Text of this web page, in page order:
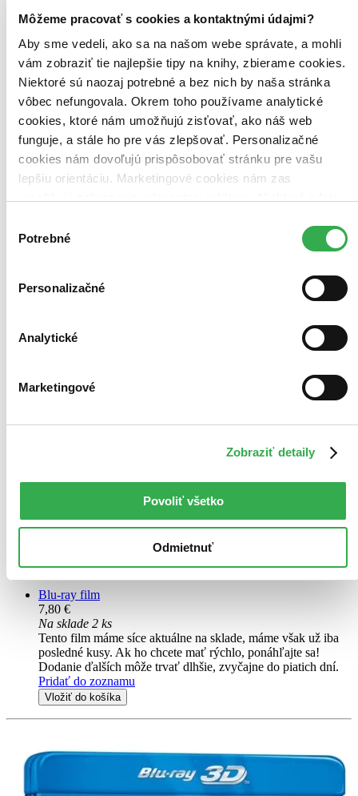
Môžeme pracovať s cookies a kontaktnými údajmi?
Aby sme vedeli, ako sa na našom webe správate, a mohli
vám zobraziť tie najlepšie tipy na knihy, zbierame cookies.
Niektoré sú naozaj potrebné a bez nich by naša stránka
vôbec nefungovala. Okrem toho používame analytické
cookies, ktoré nám umožňujú zisťovať, ako náš web
funguje, a stále ho pre vás zlepšovať. Personalizačné
cookies nám dovoľujú prispôsobovať stránku pre vašu
lepšiu orientáciu. Marketingové cookies nám zas
keby sme mohli používať všetky tieto cookies. Ďakujeme!
súhlasu
Potrebné
Personalizačné
Analytické
Marketingové
Zobraziť detaily
Povoliť všetko
Odmietnuť
CZ
Eric Michels
Špičková lékařka a inženýrka Dr. Ryan Stoneová (držitelka
přičemž společnost jí dělá zkušený astronaut Matt Kowalski (držitel
Oscara® George Clooney)...
Blu-ray film
7,80 €
Na sklade 2 ks
Tento film máme síce aktuálne na sklade, máme však už iba
posledné kusy. Ak ho chcete mať rýchlo, ponáhľajte sa!
Dodanie ďalších môže trvať dlhšie, zvyčajne do piatich dní.
Pridať do zoznamu
Vložiť do košíka